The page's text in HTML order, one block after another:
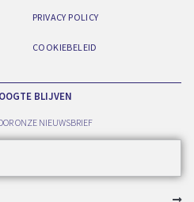
PRIVACY POLICY
COOKIEBELEID
BLIJVEN
ONZE NIEUWSBRIEF